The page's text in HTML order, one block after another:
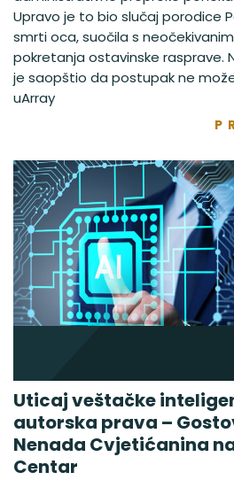
Upravo je to bio slučaj porodice
smrti oca, suočila s
pokretanja ostavinske rasprave.
je saopštio da postupak ne
uArray
Uticaj veštačke
autorska prava –
Nenada Cvjetićanina
Centar